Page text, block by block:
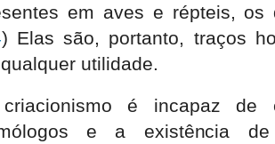
em aves e répteis, os
) Elas são, portanto, traços
utilidade.
é incapaz de
e a existência de